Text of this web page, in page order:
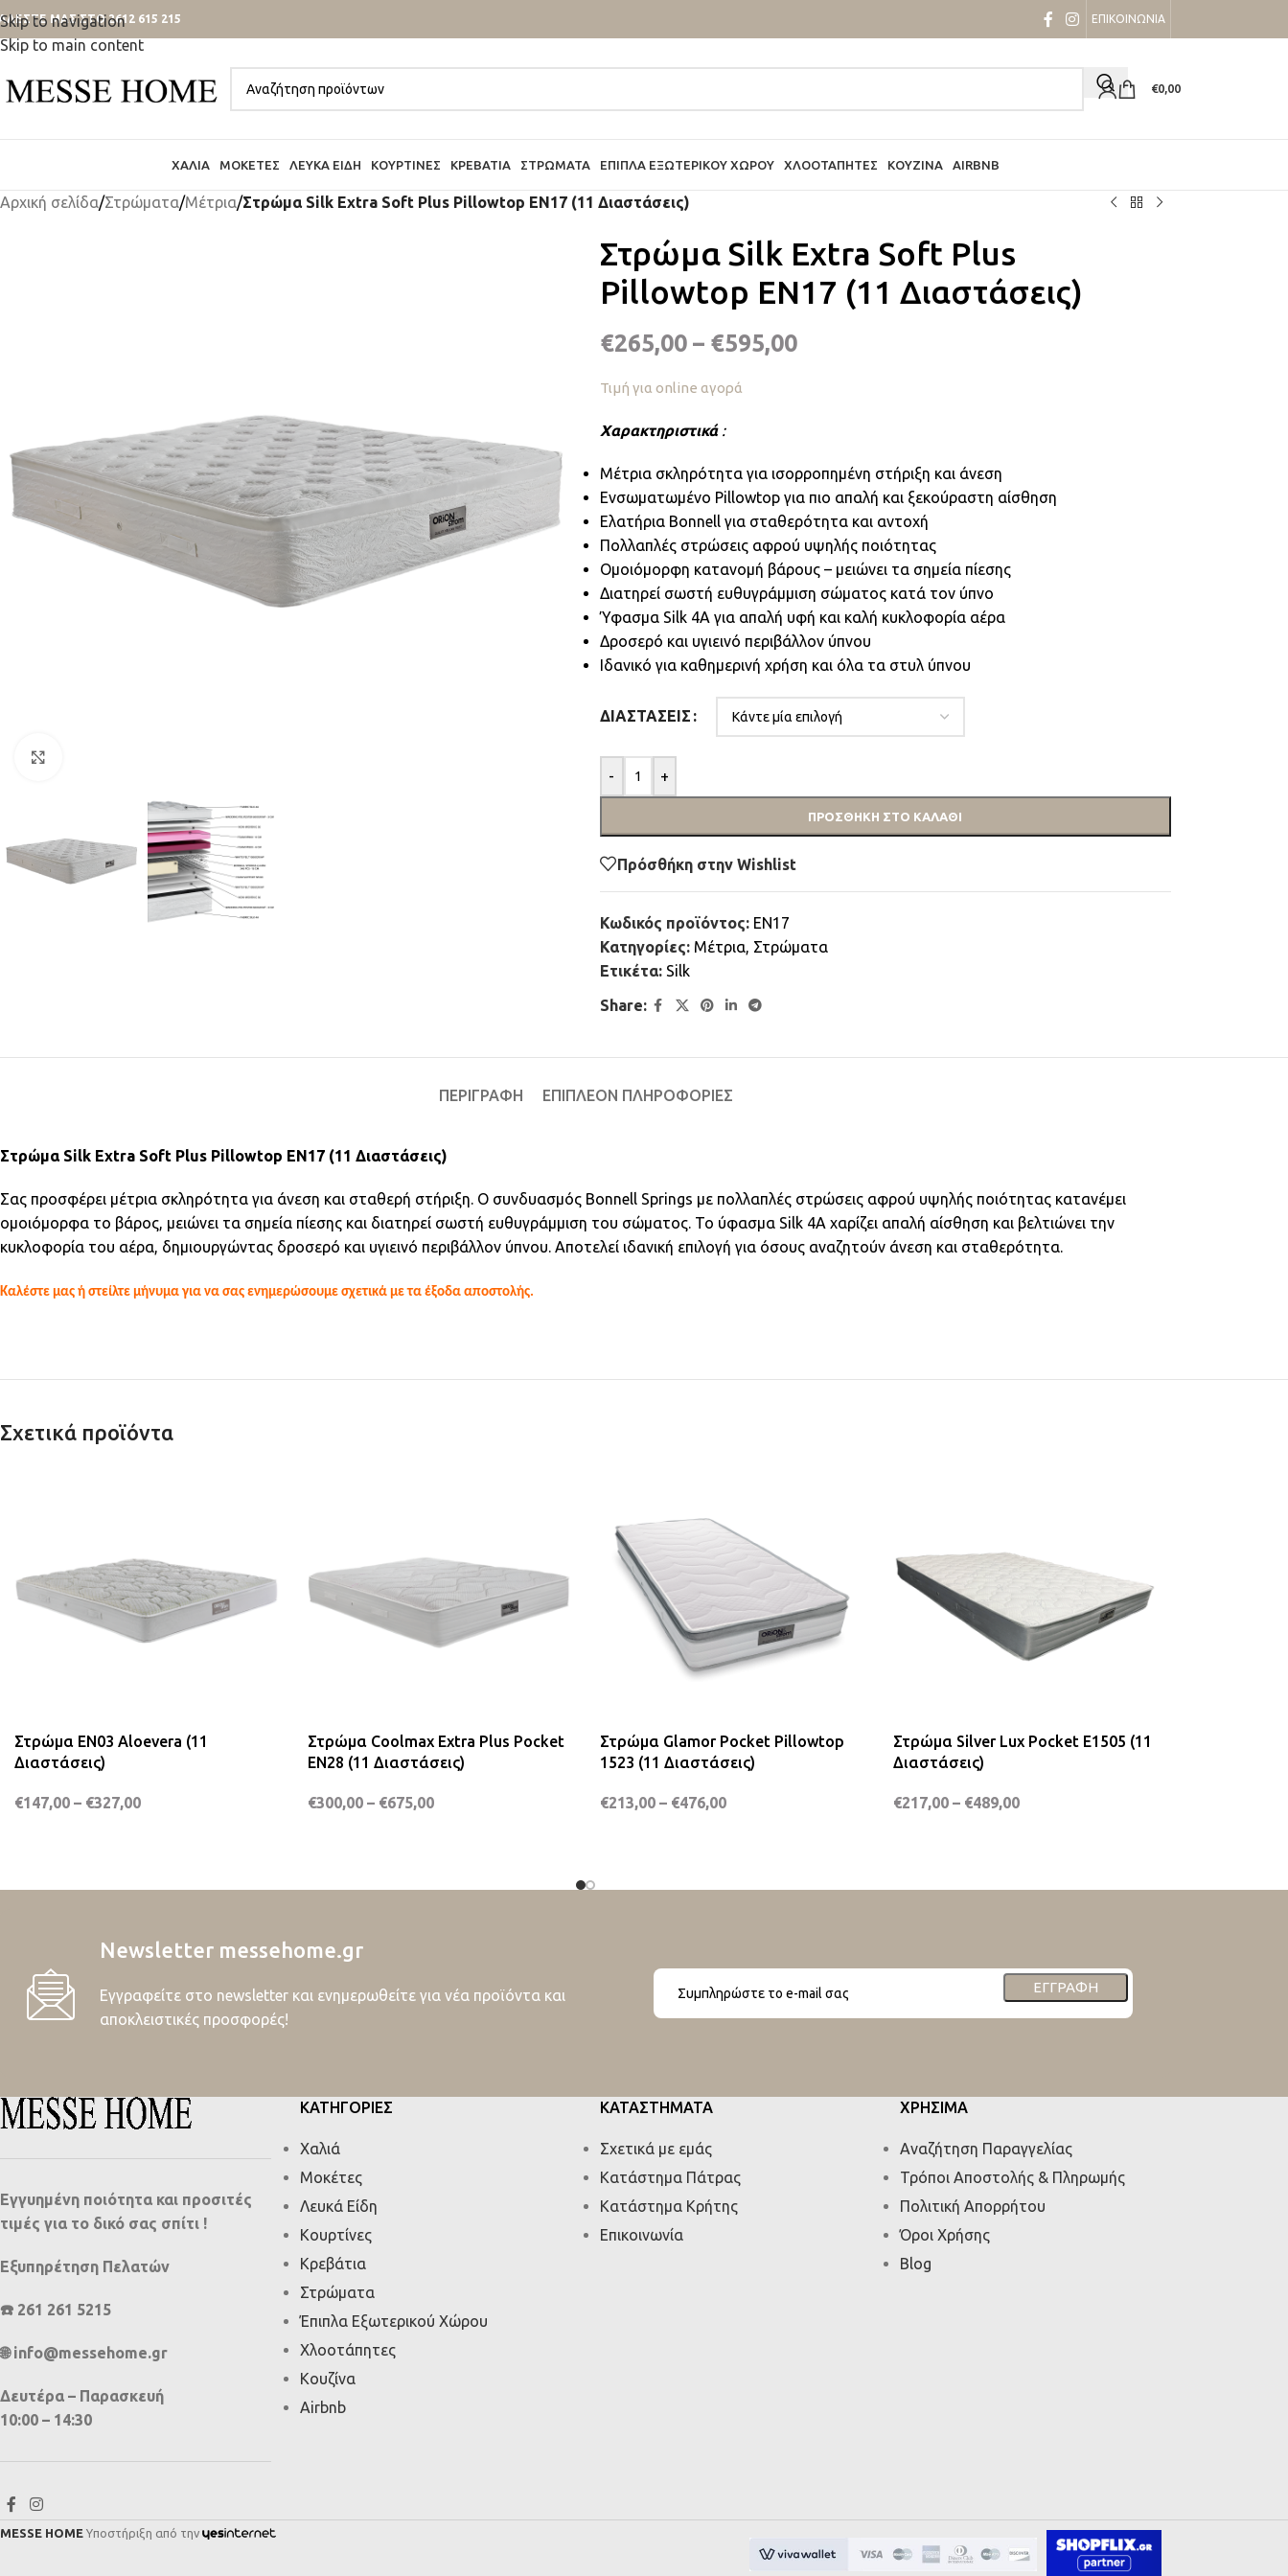
Skip to navigation
Skip to main content
ΜΑΣ ΣΤΟ 2612 615 215 ΕΠΙΚΟΙΝΩΝΙΑ
€0,00
ΧΑΛΙΆ ΜΟΚΈΤΕΣ ΛΕΥΚΆ ΕΊΔΗ ΚΟΥΡΤΊΝΕΣ ΚΡΕΒΆΤΙΑ ΣΤΡΏΜΑΤΑ ΈΠΙΠΛΑ ΕΞΩΤΕΡΙΚΟΎ ΧΏΡΟΥ ΧΛΟΟΤΆΠΗΤΕΣ ΚΟΥΖΊΝΑ AIRBNB
Αρχική σελίδα/Στρώματα/Μέτρια/Στρώμα Silk Extra Soft Plus Pillowtop EN17 (11 Διαστάσεις)
Στρώμα Silk Extra Soft Plus
Pillowtop EN17 (11 Διαστάσεις)
€265,00 – €595,00
Τιμή για online αγορά
Χαρακτηριστικά :
Μέτρια σκληρότητα για ισορροπημένη στήριξη και άνεση
Ενσωματωμένο Pillowtop για πιο απαλή και ξεκούραστη αίσθηση
Ελατήρια Bonnell για σταθερότητα και αντοχή
Πολλαπλές στρώσεις αφρού υψηλής ποιότητας
Ομοιόμορφη κατανομή βάρους – μειώνει τα σημεία πίεσης
Διατηρεί σωστή ευθυγράμμιση σώματος κατά τον ύπνο
Ύφασμα Silk 4A για απαλή υφή και καλή κυκλοφορία αέρα
Δροσερό και υγιεινό περιβάλλον ύπνου
Ιδανικό για καθημερινή χρήση και όλα τα στυλ ύπνου
ΔΙΑΣΤΆΣΕΙΣ
- +
ΠΡΟΣΘΉΚΗ ΣΤΟ ΚΑΛΆΘΙ
Πρόσθήκη στην Wishlist
Κωδικός προϊόντος: EN17
Κατηγορίες: Μέτρια, Στρώματα
Ετικέτα: Silk
Share:
ΠΕΡΙΓΡΑΦΉ ΕΠΙΠΛΈΟΝ ΠΛΗΡΟΦΟΡΊΕΣ
Στρώμα Silk Extra Soft Plus Pillowtop EN17 (11 Διαστάσεις)
Σας προσφέρει μέτρια σκληρότητα για άνεση και σταθερή στήριξη. Ο συνδυασμός Bonnell Springs με πολλαπλές στρώσεις αφρού υψηλής ποιότητας κατανέμει
ομοιόμορφα το βάρος, μειώνει τα σημεία πίεσης και διατηρεί σωστή ευθυγράμμιση του σώματος. Το ύφασμα Silk 4A χαρίζει απαλή αίσθηση και βελτιώνει την
κυκλοφορία του αέρα, δημιουργώντας δροσερό και υγιεινό περιβάλλον ύπνου. Αποτελεί ιδανική επιλογή για όσους αναζητούν άνεση και σταθερότητα.
Καλέστε μας ή στείλτε μήνυμα για να σας ενημερώσουμε σχετικά με τα έξοδα αποστολής.
Σχετικά προϊόντα
Στρώμα EN03 Aloevera (11
Διαστάσεις)
€147,00 – €327,00
Στρώμα Coolmax Extra Plus Pocket
EN28 (11 Διαστάσεις)
€300,00 – €675,00
Στρώμα Glamor Pocket Pillowtop
1523 (11 Διαστάσεις)
€213,00 – €476,00
Στρώμα Silver Lux Pocket E1505 (11
Διαστάσεις)
€217,00 – €489,00
Newsletter messehome.gr
Εγγραφείτε στο newsletter και ενημερωθείτε για νέα προϊόντα και
αποκλειστικές προσφορές!
ΕΓΓΡΑΦΉ
Εγγυημένη ποιότητα και προσιτές
τιμές για το δικό σας σπίτι !
Εξυπηρέτηση Πελατών
☎️ 261 261 5215
🌐 info@messehome.gr
Δευτέρα – Παρασκευή
10:00 – 14:30
ΚΑΤΗΓΟΡΙΕΣ
Χαλιά
Μοκέτες
Λευκά Είδη
Κουρτίνες
Κρεβάτια
Στρώματα
Έπιπλα Εξωτερικού Χώρου
Χλοοτάπητες
Κουζίνα
Airbnb
ΚΑΤΑΣΤΗΜΑΤΑ
Σχετικά με εμάς
Κατάστημα Πάτρας
Κατάστημα Κρήτης
Επικοινωνία
ΧΡΗΣΙΜΑ
Αναζήτηση Παραγγελίας
Τρόποι Αποστολής & Πληρωμής
Πολιτική Απορρήτου
Όροι Χρήσης
Blog
MESSE HOME Υποστήριξη από την